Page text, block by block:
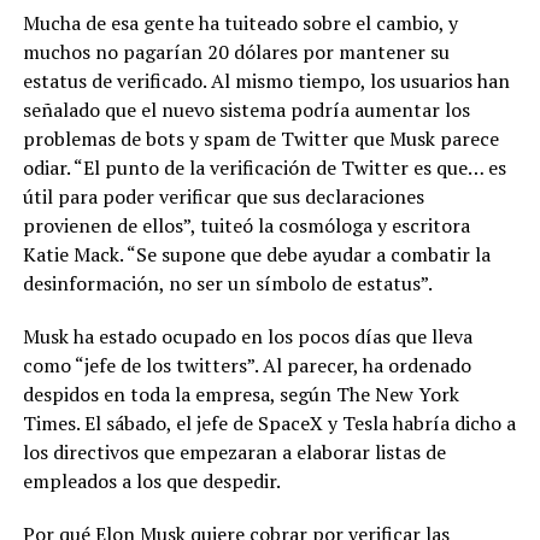
Mucha de esa gente ha tuiteado sobre el cambio, y
muchos no pagarían 20 dólares por mantener su
estatus de verificado. Al mismo tiempo, los usuarios han
señalado que el nuevo sistema podría aumentar los
problemas de bots y spam de Twitter que Musk parece
odiar. “El punto de la verificación de Twitter es que… es
útil para poder verificar que sus declaraciones
provienen de ellos”, tuiteó la cosmóloga y escritora
Katie Mack. “Se supone que debe ayudar a combatir la
desinformación, no ser un símbolo de estatus”.
Musk ha estado ocupado en los pocos días que lleva
como “jefe de los twitters”. Al parecer, ha ordenado
despidos en toda la empresa, según The New York
Times. El sábado, el jefe de SpaceX y Tesla habría dicho a
los directivos que empezaran a elaborar listas de
empleados a los que despedir.
Por qué Elon Musk quiere cobrar por verificar las